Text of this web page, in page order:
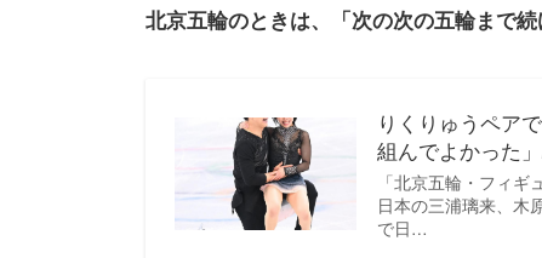
北京五輪のときは、「次の次の五輪まで続
りくりゅうペア
組んでよかった
「北京五輪・フィ
日本の三浦璃来、木
で日…